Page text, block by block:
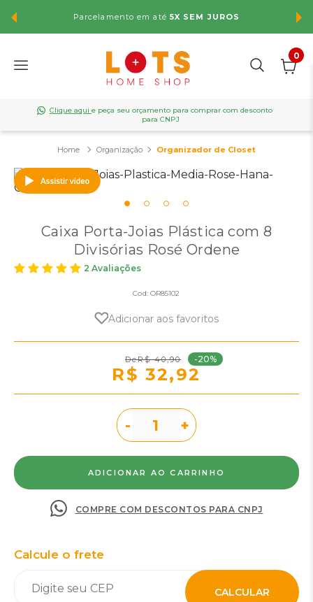
Parcelamento em até 5X SEM JUROS
0
Clique aqui e peça seu orçamento para comprar com desconto
para CNPJ
Organização Organizador de Closet
Caixa Porta-Joias Plástica com 8
Divisórias Rosé Ordene
2 Avaliações
Cod: OR85102
Adicionar aos favoritos
R$ 40,90 -20%
R$ 32,92
- +
COMPRE COM DESCONTOS PARA CNPJ
Calcule o frete
CALCULAR